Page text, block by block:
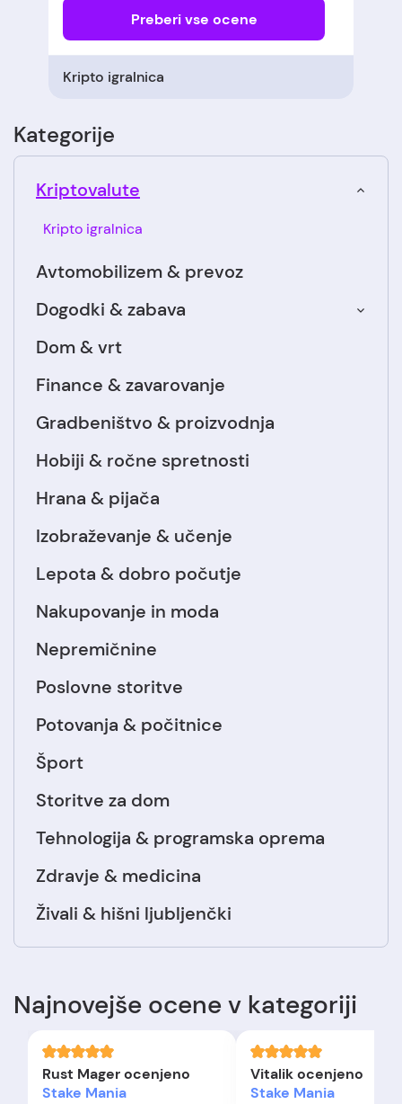
Preberi vse ocene
Kripto igralnica
Kategorije
Avtomobilizem & prevoz
Dogodki & zabava
Dom & vrt
Finance & zavarovanje
Gradbeništvo & proizvodnja
Hobiji & ročne spretnosti
Hrana & pijača
Izobraževanje & učenje
Kriptovalute
Kripto igralnica
Lepota & dobro počutje
Nakupovanje in moda
Nepremičnine
Poslovne storitve
Potovanja & počitnice
Šport
Storitve za dom
Tehnologija & programska oprema
Zdravje & medicina
Živali & hišni ljubljenčki
Najnovejše ocene v kategoriji
Rust Mager ocenjeno
Stake Mania
Vitalik ocenjeno
Stake Mania